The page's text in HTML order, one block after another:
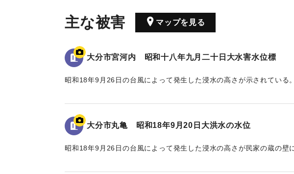
主な被害 マップを見る
大分市宮河内 昭和十八年九月二十日大水害水位標
昭和18年9月26日の台風によって発生した浸水の高さが示されている。
る。
｜固有コード:00481082
大分市丸亀 昭和18年9月20日大洪水の水位
昭和18年9月26日の台風によって発生した浸水の高さが民家の蔵の壁